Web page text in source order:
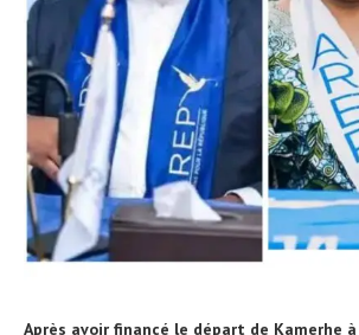
Après avoir financé le départ de Kamerhe à